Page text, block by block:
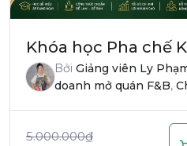
Khóa học Pha chế
Bởi Giảng viên Ly
doanh mở quán F&B,
5.000.000₫